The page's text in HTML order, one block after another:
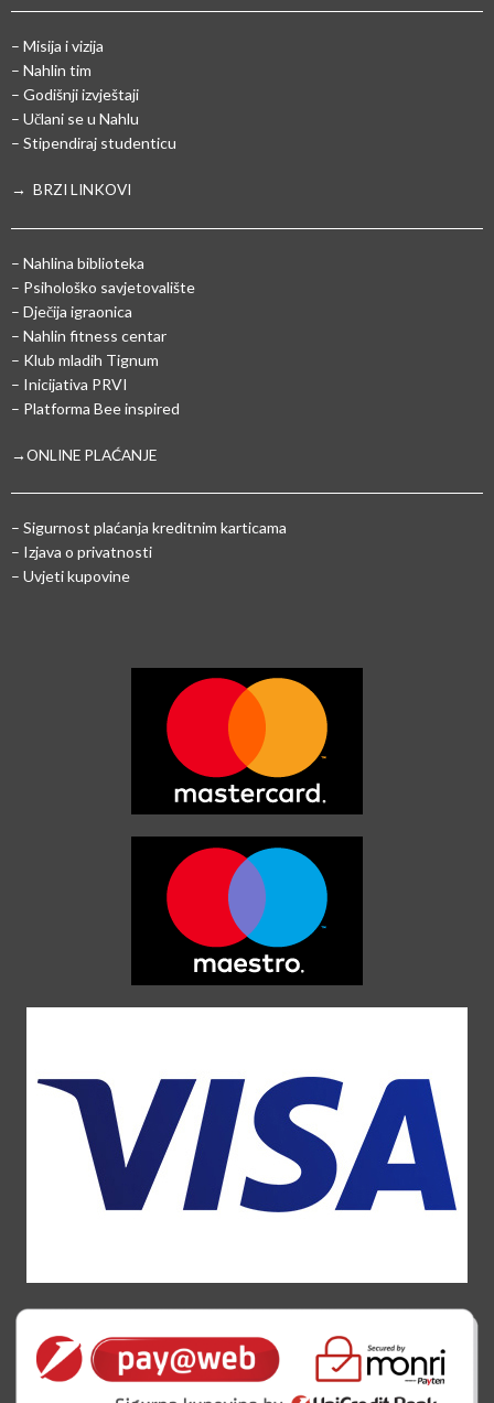
– Misija i vizija
– Nahlin tim
– Godišnji izvještaji
– Učlani se u Nahlu
– Stipendiraj studenticu
→ BRZI LINKOVI
– Nahlina biblioteka
– Psihološko savjetovalište
– Dječija igraonica
– Nahlin fitness centar
– Klub mladih Tignum
– Inicijativa PRVI
– Platforma Bee inspired
→ONLINE PLAĆANJE
– Sigurnost plaćanja kreditnim karticama
– Izjava o privatnosti
– Uvjeti kupovine